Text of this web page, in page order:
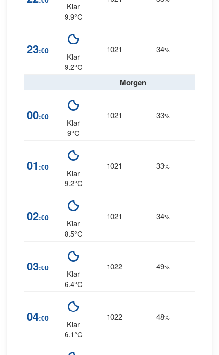
Klar
9.9°C
23:00
Klar
9.2°C
1021 34%
Morgen
00:00
Klar
9°C
1021 33%
01 :00
Klar
9.2°C
1021 33%
02:00
Klar
8.5°C
1021 34%
03:00
Klar
6.4°C
1022 49%
04:00
Klar
6.1°C
1022 48%